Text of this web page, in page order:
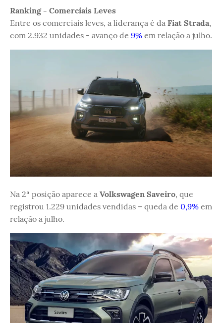
Ranking - Comerciais Leves
Entre os comerciais leves, a liderança é da Fiat Strada,
com 2.932 unidades - avanço de 9% em relação a julho.
Na 2ª posição aparece a Volkswagen Saveiro, que
registrou 1.229 unidades vendidas – queda de 0,9% em
relação a julho.